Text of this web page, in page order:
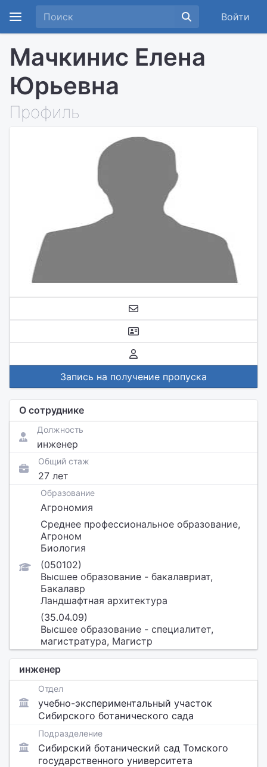
Войти
Мачкинис Елена
Юрьевна
Профиль
Запись на получение пропуска
О сотруднике
Должность
инженер
Общий стаж
27 лет
Образование
Агрономия
Среднее профессиональное образование,
Агроном
Биология
(050102)
Высшее образование - бакалавриат,
Бакалавр
Ландшафтная архитектура
(35.04.09)
Высшее образование - специалитет,
магистратура, Магистр
инженер
Отдел
учебно-экспериментальный участок
Сибирского ботанического сада
Подразделение
Сибирский ботанический сад Томского
государственного университета